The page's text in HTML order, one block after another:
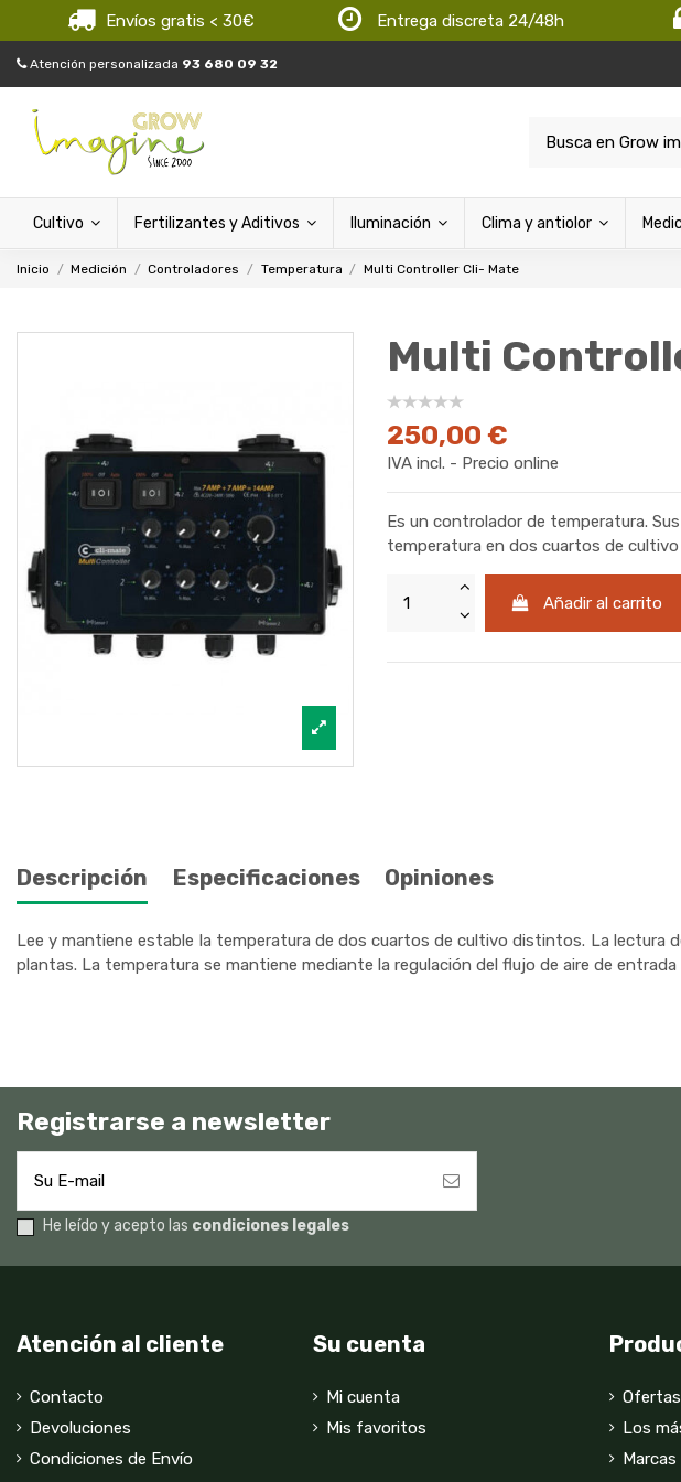
Envíos gratis < 30€ Entrega discreta 24/48h
Atención personalizada 93 680 09 32
Cultivo Fertilizantes y Aditivos Iluminación Clima y antiolor
Inicio Medición Controladores Temperatura Multi Controller Cli- Mate
Multi
250,00 €
IVA incl. - Precio online
Es un controlador de temperatura.
temperatura en dos cuartos de
Añadir al carrito
Descripción Especificaciones Opiniones
Lee y mantiene estable la temperatura de dos cuartos de cultivo distintos. La lectura
plantas. La temperatura se mantiene mediante la regulación del flujo de aire de
Registrarse a newsletter
He leído y acepto las condiciones legales
Atención al cliente
Contacto
Devoluciones
Condiciones de Envío
Su cuenta
Mi cuenta
Mis favoritos
Ofertas
Los
Marcas